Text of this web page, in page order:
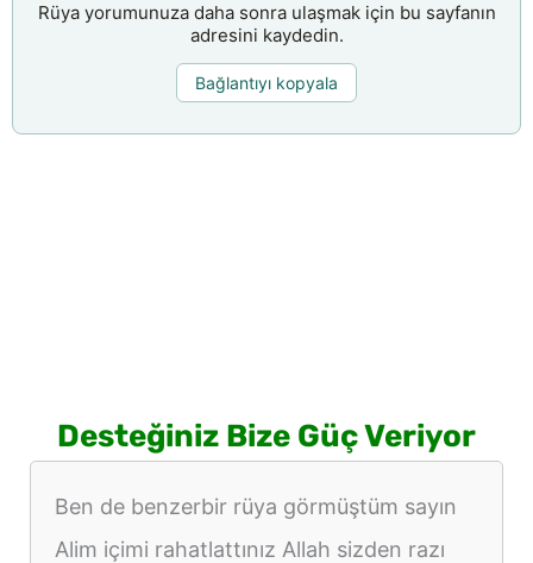
Rüya yorumunuza daha sonra ulaşmak için bu sayfanın
adresini kaydedin.
Bağlantıyı kopyala
Desteğiniz Bize Güç Veriyor
Ben de benzerbir rüya görmüştüm sayın
Alim içimi rahatlattınız Allah sizden razı